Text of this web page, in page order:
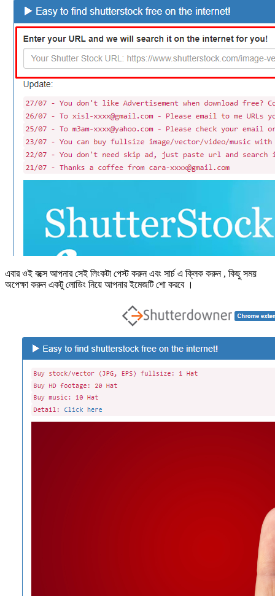
এবার ওই বক্সে আপনার সেই লিংকটা পেস্ট করুন এবং সার্চ এ ক্লিক করুন , কিছু সময়
অপেক্ষা করুন একটু লোডিং নিয়ে আপনার ইমেজটি শো করবে ।